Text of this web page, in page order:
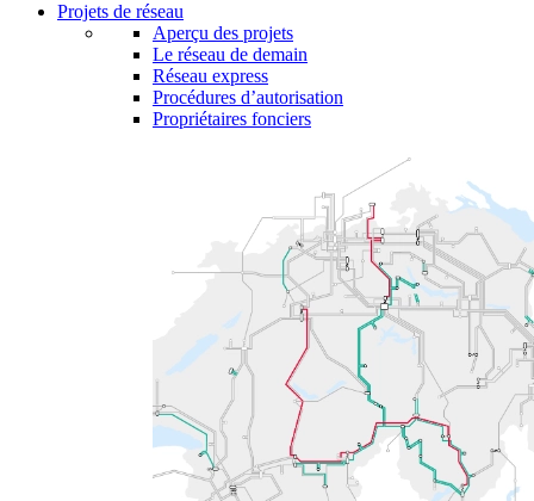
Projets de réseau
Aperçu des projets
Le réseau de demain
Réseau express
Procédures d’autorisation
Propriétaires fonciers